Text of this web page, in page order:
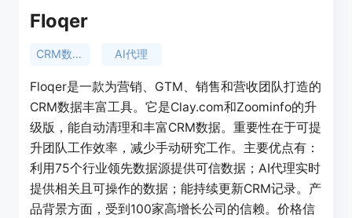
Floqer
CRM数据丰富 AI代理
Floqer是一款为营销、GTM、销售和营收团队打造的
CRM数据丰富工具。它是Clay.com和Zoominfo的升
级版，能自动清理和丰富CRM数据。重要性在于可提
升团队工作效率，减少手动研究工作。主要优点有：
利用75个行业领先数据源提供可信数据；AI代理实时
提供相关且可操作的数据；能持续更新CRM记录。产
品背景方面，受到100家高增长公司的信赖。价格信